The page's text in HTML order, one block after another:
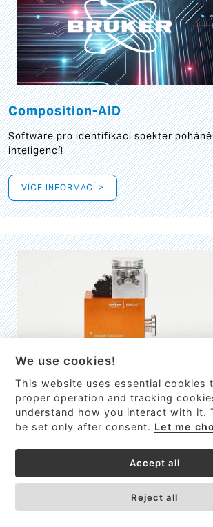
Composition-AID
Software pro identifikaci spekter
inteligencí!
VÍCE INFORMACÍ >
EMILIE
První nano-elektro-mechanický (NEMS)
We use cookies!
This website uses essential cookies
proper operation and tracking
understand how you interact with it.
be set only after consent. Let me
Accept all
Reject all